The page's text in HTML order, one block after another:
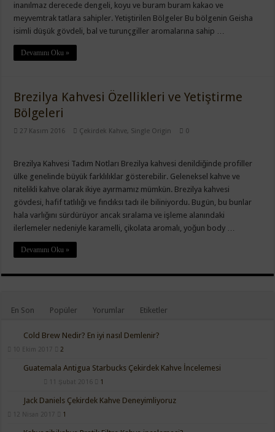
inanılmaz derecede dengeli, koyu ve buram buram kakao ve
meyvemtrak tatlara sahipler. Yetiştirilen Bölgeler Bu bölgenin Geisha
isimli düşük gövdeli, bal ve turunçgiller aromalarına sahip …
Devamını Oku »
Brezilya Kahvesi Özellikleri ve Yetiştirme
Bölgeleri
27 Kasım 2016 Çekirdek Kahve, Single Origin 0
Brezilya Kahvesi Tadım Notları Brezilya kahvesi denildiğinde profiller
ülke genelinde büyük farklılıklar gösterebilir. Geleneksel kahve ve
nitelikli kahve olarak ikiye ayırmamız mümkün. Brezilya kahvesi
gövdesi, hafif tatlılığı ve fındıksı tadı ile biliniyordu. Bugün, bu bunlar
hala varlığını sürdürüyor ancak sıralama ve işleme alanındaki
ilerlemeler nedeniyle karamelli, çikolata aromalı, yoğun body …
Devamını Oku »
En Son Popüler Yorumlar Etiketler
Cold Brew Nedir? En iyi nasıl Demlenir?
10 Ekim 2017 2
Guatemala Antigua Starbucks Çekirdek Kahve İncelemesi
11 Şubat 2016 1
Jack Daniels Çekirdek Kahve Deneyimliyoruz
12 Nisan 2017 1